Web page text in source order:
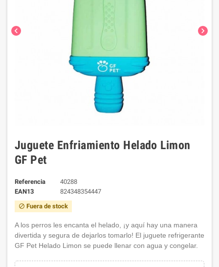
chevron_left chevron_right
Juguete Enfriamiento Helado Limon
GF Pet
Referencia
40288
EAN13
824348354447
block Fuera de stock
A los perros les encanta el helado, ¡y aquí hay una manera
divertida y segura de dejarlos tomarlo! El juguete refrigerante
GF Pet Helado Limon se puede llenar con agua y congelar.